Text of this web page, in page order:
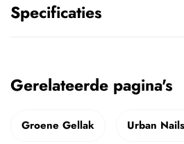
Specificaties
Gerelateerde pagina's
Groene Gellak Urban